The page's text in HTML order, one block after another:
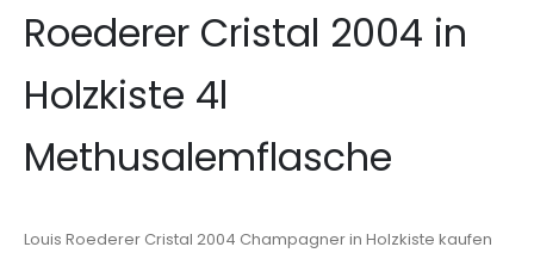
Roederer Cristal 2004 in
Holzkiste 4l
Methusalemflasche
Louis Roederer Cristal 2004 Champagner in Holzkiste kaufen